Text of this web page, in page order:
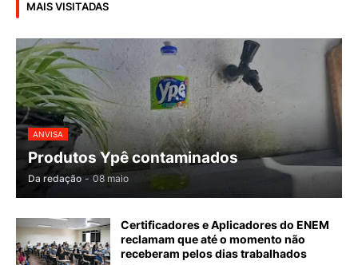
MAIS VISITADAS
ANVISA
Produtos Ypê contaminados
Da redação - 08 maio
Certificadores e Aplicadores do ENEM
reclamam que até o momento não
receberam pelos dias trabalhados